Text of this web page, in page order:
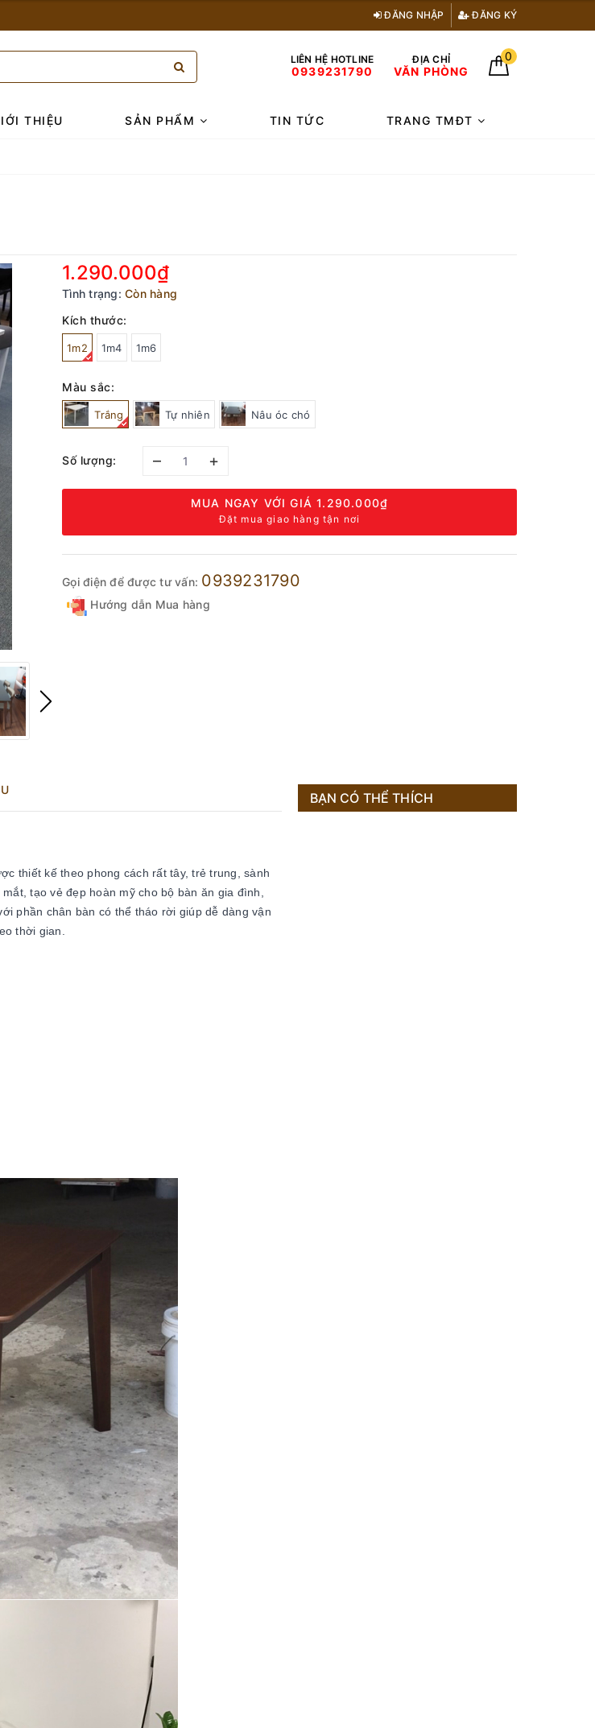
ĐĂNG NHẬP ĐĂNG KÝ
LIÊN HỆ HOTLINE
0939231790
ĐỊA CHỈ
VĂN PHÒNG
0
THIỆU SẢN PHẨM TIN TỨC TRANG TMĐT
1.290.000₫
Tình trạng: Còn hàng
Kích thước:
1m2 1m4 1m6
Màu sắc:
Trắng Tự nhiên Nâu óc chó
Số lượng: – +
MUA NGAY VỚI GIÁ1.290.000₫
Đặt mua giao hàng tận nơi
Gọi điện để được tư vấn: 0939231790
Hướng dẫn Mua hàng
thiết kế theo phong cách rất tây, trẻ trung, sành
tạo vẻ đẹp hoàn mỹ cho bộ bàn ăn gia đình,
phần chân bàn có thể tháo rời giúp dễ dàng vận
thời gian.
BẠN CÓ THỂ THÍCH